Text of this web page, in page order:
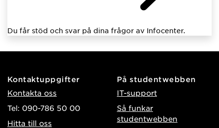
Du får stöd och svar på dina frågor av Infocenter.
Kontaktuppgifter
Kontakta oss
Tel: 090-786 50 00
Hitta till oss
På studentwebben
IT-support
Så funkar
studentwebben